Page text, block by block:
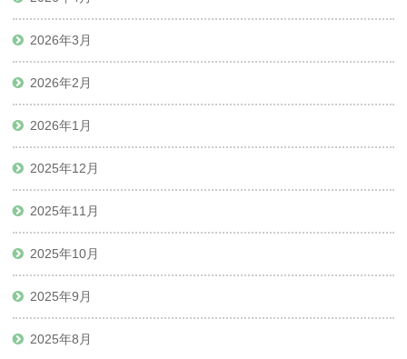
2026年3月
2026年2月
2026年1月
2025年12月
2025年11月
2025年10月
2025年9月
2025年8月